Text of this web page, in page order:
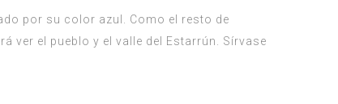
por su color azul. Como el resto de
ver el pueblo y el valle del Estarrún. Sírvase